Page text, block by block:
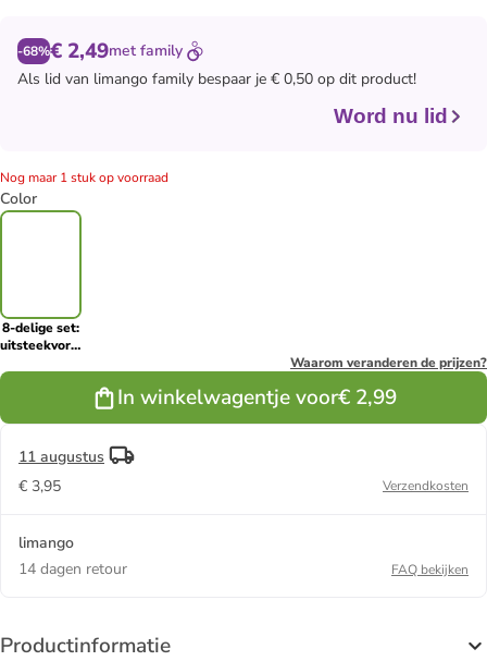
-68%€ 2,49met family
Als lid van limango family bespaar je € 0,50 op dit product!
Word nu lid
Nog maar 1 stuk op voorraad
Color
8-delige set:
uitsteekvormpjes
zilverkleurig
Waarom veranderen de prijzen?
In winkelwagentje voor€ 2,99
11 augustus
€ 3,95
Verzendkosten
limango
14 dagen retour
FAQ bekijken
Productinformatie